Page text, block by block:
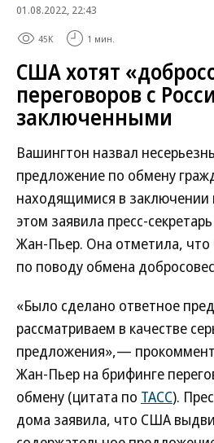
01.08.2022, 22:43
45K 1 мин.
США хотят
переговоров с
заключенными
Вашингтон назвал
предложение по обмену
находящимися в
этом заявила пресс-
Жан-Пьер. Она отметила,
по поводу обмена
«Было сделано ответное
рассматриваем в качестве
предложения»,—
Жан-Пьер на брифинге
обмену (цитата по ТАСС).
дома заявила, что США